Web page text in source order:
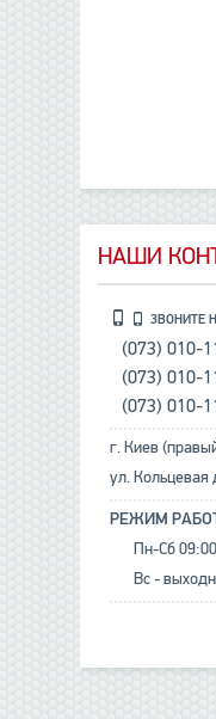
НАШИ
ЗВОНИТЕ
(073) 010-
(073) 010-
(073) 010-
г. Киев
ул. Кольцевая
РЕЖИМ
Пн-Сб
Вс -